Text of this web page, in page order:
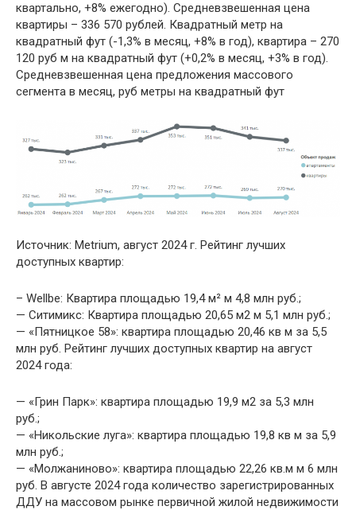
квартально, +8% ежегодно). Средневзвешенная цена
квартиры – 336 570 рублей. Квадратный метр на
квадратный фут (-1,3% в месяц, +8% в год), квартира – 270
120 руб м на квадратный фут (+0,2% в месяц, +3% в год).
Средневзвешенная цена предложения массового
сегмента в месяц, руб метры на квадратный фут
Источник: Metrium, август 2024 г. Рейтинг лучших
доступных квартир:
– Wellbe: Квартира площадью 19,4 м² м 4,8 млн руб.;
— Ситимикс: Квартира площадью 20,65 м2 м 5,1 млн руб.;
— «Пятницкое 58»: квартира площадью 20,46 кв м за 5,5
млн руб. Рейтинг лучших доступных квартир на август
2024 года:
— «Грин Парк»: квартира площадью 19,9 м2 за 5,3 млн
руб.;
— «Никольские луга»: квартира площадью 19,8 кв м за 5,9
млн руб.;
— «Молжаниново»: квартира площадью 22,26 кв.м м 6 млн
руб. В августе 2024 года количество зарегистрированных
ДДУ на массовом рынке первичной жилой недвижимости